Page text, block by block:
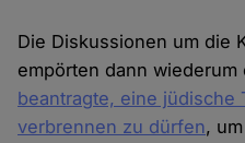
Die Diskussionen um die
empörten dann
beantragte, eine jüdische
verbrennen zu dürfen,